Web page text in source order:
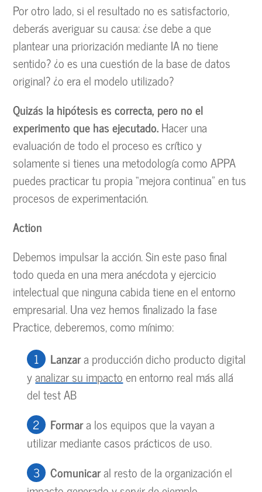
Por otro lado, si el resultado no es satisfactorio,
deberás averiguar su causa: ¿se debe a que
plantear una priorización mediante IA no tiene
sentido? ¿o es una cuestión de la base de datos
original? ¿o era el modelo utilizado?
Quizás la hipótesis es correcta, pero no el
experimento que has ejecutado.Hacer una
evaluación de todo el proceso es crítico y
solamente si tienes una metodología como APPA
puedes practicar tu propia “mejora continua” en tus
procesos de experimentación.
Action
Debemos impulsar la acción. Sin este paso final
todo queda en una mera anécdota y ejercicio
intelectual que ninguna cabida tiene en el entorno
empresarial. Una vez hemos finalizado la fase
Practice, deberemos, como mínimo:
Lanzara producción dicho producto digital
yanalizar su impactoen entorno real más allá
del test AB
Formara los equipos que la vayan a
utilizar mediante casos prácticos de uso.
Comunicaral resto de la organización el